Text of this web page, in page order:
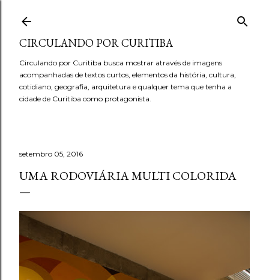
CIRCULANDO POR CURITIBA
Circulando por Curitiba busca mostrar através de imagens
acompanhadas de textos curtos, elementos da história, cultura,
cotidiano, geografia, arquitetura e qualquer tema que tenha a
cidade de Curitiba como protagonista.
setembro 05, 2016
UMA RODOVIÁRIA MULTI COLORIDA